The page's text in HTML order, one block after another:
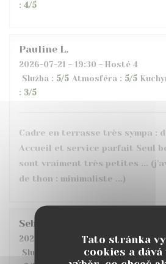
Tato stránka
cookies a dává
: 4/5
Pauline L
2026-07-21 - 19:30 - Hosté 4
Služba : 5/5 Atmosféra : 5/5
: 3/5
Cadre en terrasse très sympa :
Accueil et service parfait Seul
sont vraiment très petites ...
de thon : minimaliste ...)
Sebastien
2026-07-17
- 20:00 - Hosté 2
Služba
Atmosféra: 4 /5